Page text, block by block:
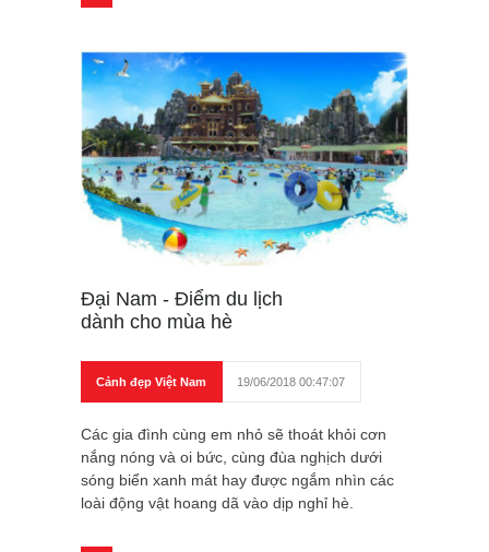
Đại Nam - Điểm du lịch
dành cho mùa hè
Cảnh đẹp Việt Nam 19/06/2018 00:47:07
Các gia đình cùng em nhỏ sẽ thoát khỏi cơn
nắng nóng và oi bức, cùng đùa nghịch dưới
sóng biển xanh mát hay được ngắm nhìn các
loài động vật hoang dã vào dịp nghỉ hè.